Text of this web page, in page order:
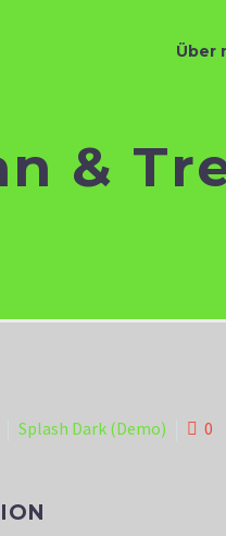
Über
&
Splash Dark (Demo) 0